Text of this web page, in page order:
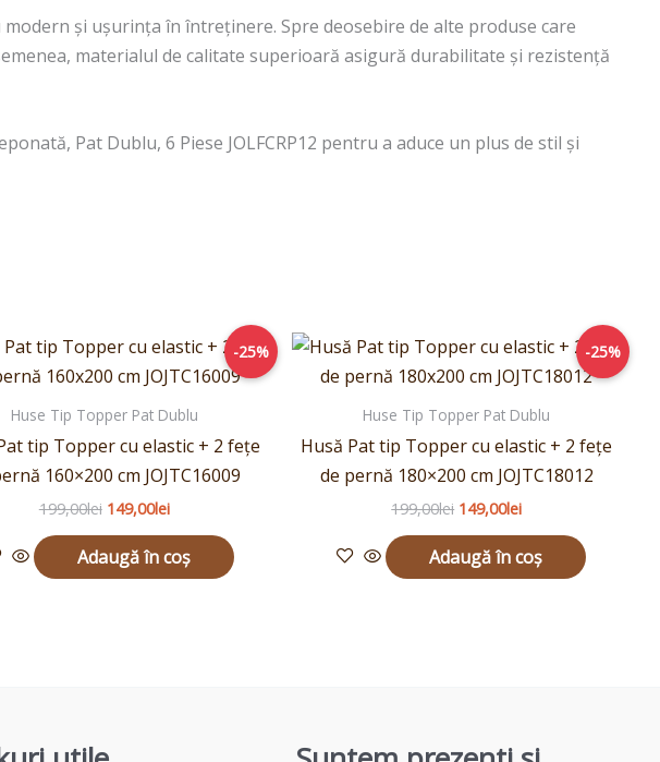
și ușurința în întreținere. Spre deosebire de alte produse care
materialul de calitate superioară asigură durabilitate și rezistență
Pat Dublu, 6 Piese JOLFCRP12 pentru a aduce un plus de stil și
-25%
Huse Tip Topper Pat Dublu
tip Topper cu elastic + 2 fețe
160×200 cm JOJTC16009
199,00lei
Prețul
inițial
a
199,00lei.
149,00lei
Prețul
curent
este:
Adaugă în coș
-25%
Huse Tip Topper Pat Dublu
Husă Pat tip Topper cu elastic + 2 fețe
de pernă 180×200 cm JOJTC18012
199,00lei
Prețul
inițial
a
199,00lei.
149,00lei
Prețul
curent
este:
Adaugă în coș